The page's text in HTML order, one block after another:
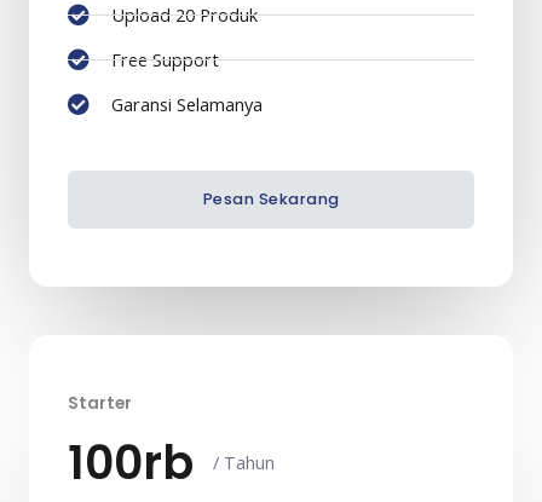
Upload 20 Produk
Free Support
Garansi Selamanya
Pesan Sekarang
Starter
100rb / Tahun